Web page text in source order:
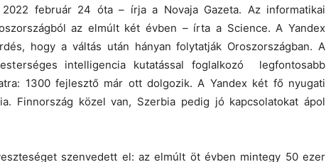
február 24 óta – írja a Novaja Gazeta. Az informatikai
az elmúlt két évben – írta a Science. A Yandex
hogy a váltás után hányan folytatják Oroszországban. A
intelligencia kutatással foglalkozó legfontosabb
1300 fejlesztő már ott dolgozik. A Yandex két fő nyugati
Finnország közel van, Szerbia pedig jó kapcsolatokat ápol
szenvedett el: az elmúlt öt évben mintegy 50 ezer